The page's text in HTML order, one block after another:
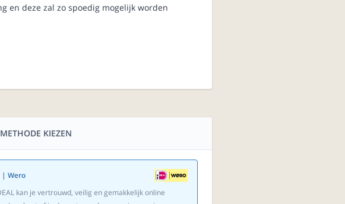
en deze zal zo spoedig mogelijk worden
KIEZEN
| Wero
kan je vertrouwd, veilig en gemakkelijk online